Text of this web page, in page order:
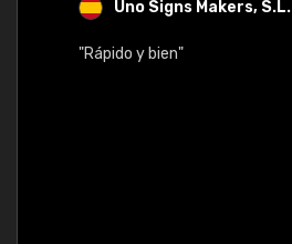
Uno Signs Makers, S.L.
"Rápido y bien"